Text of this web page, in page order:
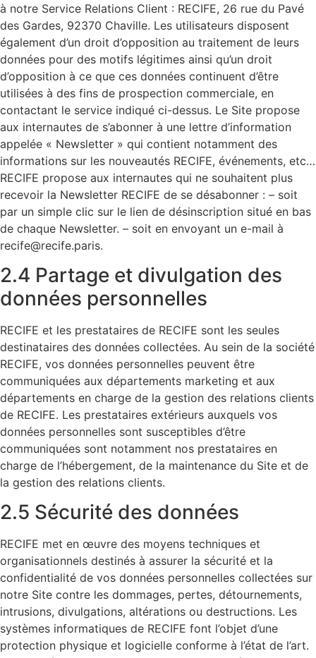
à notre Service Relations Client : RECIFE, 26 rue du Pavé
des Gardes, 92370 Chaville. Les utilisateurs disposent
également d’un droit d’opposition au traitement de leurs
données pour des motifs légitimes ainsi qu’un droit
d’opposition à ce que ces données continuent d’être
utilisées à des fins de prospection commerciale, en
contactant le service indiqué ci-dessus. Le Site propose
aux internautes de s’abonner à une lettre d’information
appelée « Newsletter » qui contient notamment des
informations sur les nouveautés RECIFE, événements, etc…
RECIFE propose aux internautes qui ne souhaitent plus
recevoir la Newsletter RECIFE de se désabonner : – soit
par un simple clic sur le lien de désinscription situé en bas
de chaque Newsletter. – soit en envoyant un e-mail à
recife@recife.paris.
2.4 Partage et divulgation des
données personnelles
RECIFE et les prestataires de RECIFE sont les seules
destinataires des données collectées. Au sein de la société
RECIFE, vos données personnelles peuvent être
communiquées aux départements marketing et aux
départements en charge de la gestion des relations clients
de RECIFE. Les prestataires extérieurs auxquels vos
données personnelles sont susceptibles d’être
communiquées sont notamment nos prestataires en
charge de l’hébergement, de la maintenance du Site et de
la gestion des relations clients.
2.5 Sécurité des données
RECIFE met en œuvre des moyens techniques et
organisationnels destinés à assurer la sécurité et la
confidentialité de vos données personnelles collectées sur
notre Site contre les dommages, pertes, détournements,
intrusions, divulgations, altérations ou destructions. Les
systèmes informatiques de RECIFE font l’objet d’une
protection physique et logicielle conforme à l’état de l’art.